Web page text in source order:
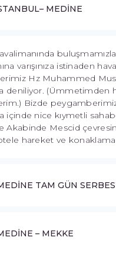
MEDİNE
varışınıza istinaden
Hz Muhammed
deniliyor. (Ümmetimden
Bizde
içinde nice kıymetli
Akabinde Mescid
hareket ve
TAM GÜN
– MEKKE